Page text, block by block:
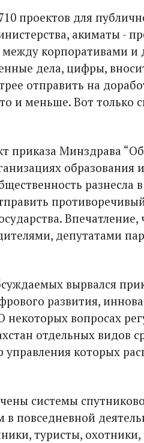
проектов для
акима­ты -
корпоративами и
дела, цифры,
отправить на
и меньше. Вот только
приказа Минздрава
образования
разнесла
Впечатление,
депутатами
вырвался
развития,
вопросах
отдельных видов
которых
системы
повсе­дневной
туристы, охотники,